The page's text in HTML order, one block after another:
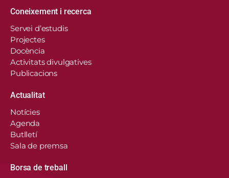
Coneixement i recerca
Servei d’estudis
Projectes
Docència
Activitats divulgatives
Publicacions
Actualitat
Notícies
Agenda
Butlletí
Sala de premsa
Borsa de treball